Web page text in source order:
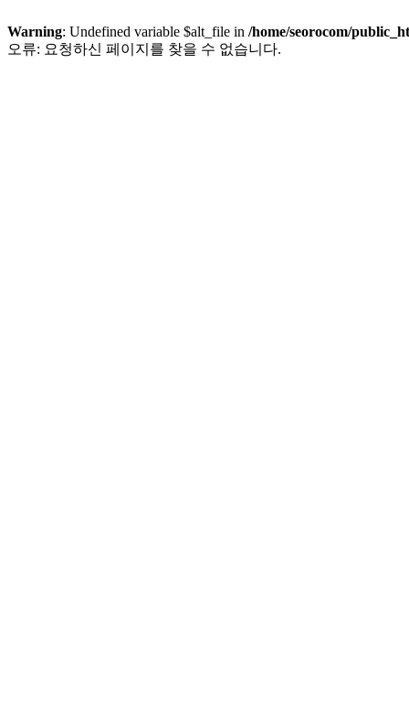
Warning: Undefined variable $alt_file in /home/seorocom/
오류: 요청하신 페이지를 찾을 수 없습니다.